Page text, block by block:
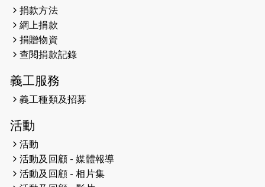
2024-12-31
2024-12-10
2024-11-17
2024-10-30
連續第七年獲得 #香港中小型企業總
捐款方法
網上捐款
捐贈物資
查閱捐款記錄
義工服務
義工種類及招募
活動
活動
活動及回顧 - 媒體報導
活動及回顧 - 相片集